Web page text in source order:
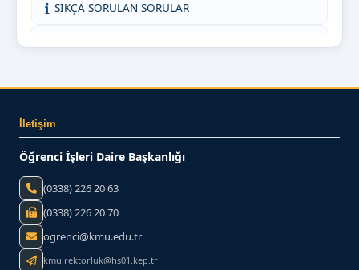
SIKÇA SORULAN SORULAR
BİZE YAZIN
İletişim
Öğrenci İşleri Daire Başkanlığı
(0338) 226 20 63
(0338) 226 20 70
ogrenci@kmu.edu.tr
kmu.rektorluk@hs01.kep.tr